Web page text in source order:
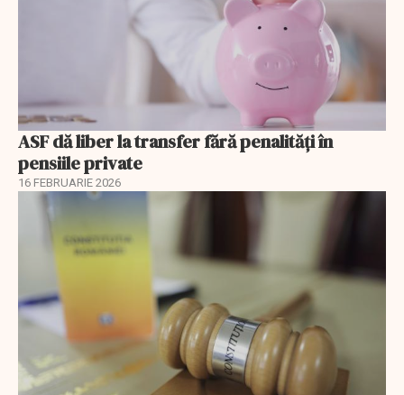
ASF dă liber la transfer fără penalități în
pensiile private
16 FEBRUARIE 2026